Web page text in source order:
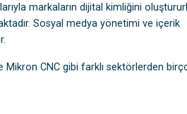
markaların dijital kimliğini
Sosyal medya yönetimi ve içerik
Mikron CNC gibi farklı sektörlerden